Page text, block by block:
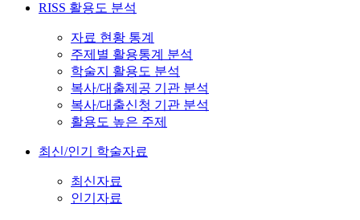
RISS 활용도 분석
자료 현황 통계
주제별 활용통계 분석
학술지 활용도 분석
복사/대출제공 기관 분석
복사/대출신청 기관 분석
활용도 높은 주제
최신/인기 학술자료
최신자료
인기자료